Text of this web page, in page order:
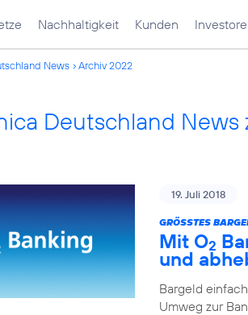
Nachhaltigkeit Kunden
News Archiv 2022
Deutschland
19. Juli 2018
GRÖSSTES
Mit O2
und
Bargeld
Umweg zur